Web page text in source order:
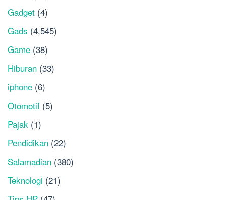
Gadget (4)
Gads (4,545)
Game (38)
Hiburan (33)
iphone (6)
Otomotif (5)
Pajak (1)
Pendidikan (22)
Salamadian (380)
Teknologi (21)